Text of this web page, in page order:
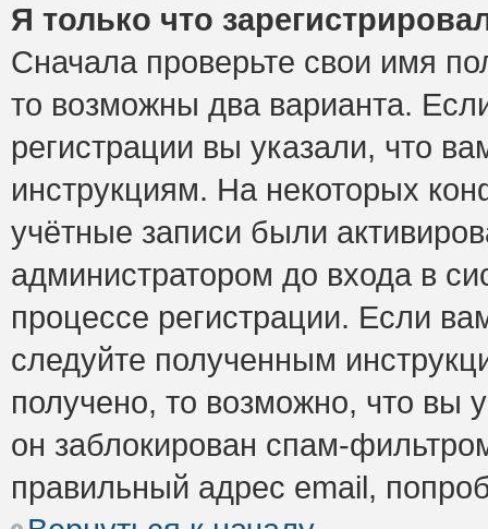
Я только что
Сначала проверьте свои имя
то возможны два варианта.
регистрации вы указали, что
инструкциям. На некоторых
учётные записи были
администратором до входа в
процессе регистрации. Если
следуйте полученным
получено, то возможно, что вы
он заблокирован спам-
правильный адрес email,